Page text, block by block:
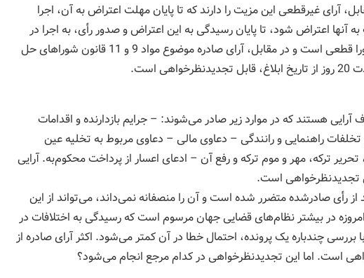
آرای غیرقطعی این مزیت را دارند که تا پایان مهلت اعتراض به آن، اجرا
اعتراض شود، تا پایان رسیدگی به این اعتراض و صدور رأی، به اجرا در
نمی‌آیند. گزارش اصلاحی صادره از شورا قطعی است و در مقابل، آرای صادره موضوع مواد 9 و 11 قانون شوراهای حل
هستند که در موارد زیر صادر می‌شوند: – جرایم بازدارنده و اقدامات
تخلفات راهنمایی و رانندگی – دعاوی مالی – دعاوی مربوط به تخلیه عین
ترکه، مهر و موم ترکه و رفع آن – ادعای اعسار از پرداخت محکوم‌به. آرایی
تجدیدنظرخواهی است.
رأی صادرشده متضرر شده است و آن را منصفانه نمی‌داند، می‌تواند از این
در بیشتر نظام‌های قضایی جهان مرسوم است که رسیدگی به اختلافات در
بررسی چندباره یک پرونده، احتمال خطا در آن کمتر می‌شود. اکثر آرای صادره از
است. اما این تجدیدنظرخواهی در کدام مرجع انجام می‌شود؟